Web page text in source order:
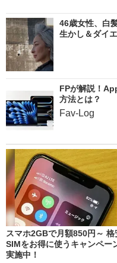
46歳女性、白
生かし＆ダイ
FPが解説！
方法とは？
Fav-Log
スマホ2GBで月額850円～ 格
SIMをお得に使うキャンペー
実施中！